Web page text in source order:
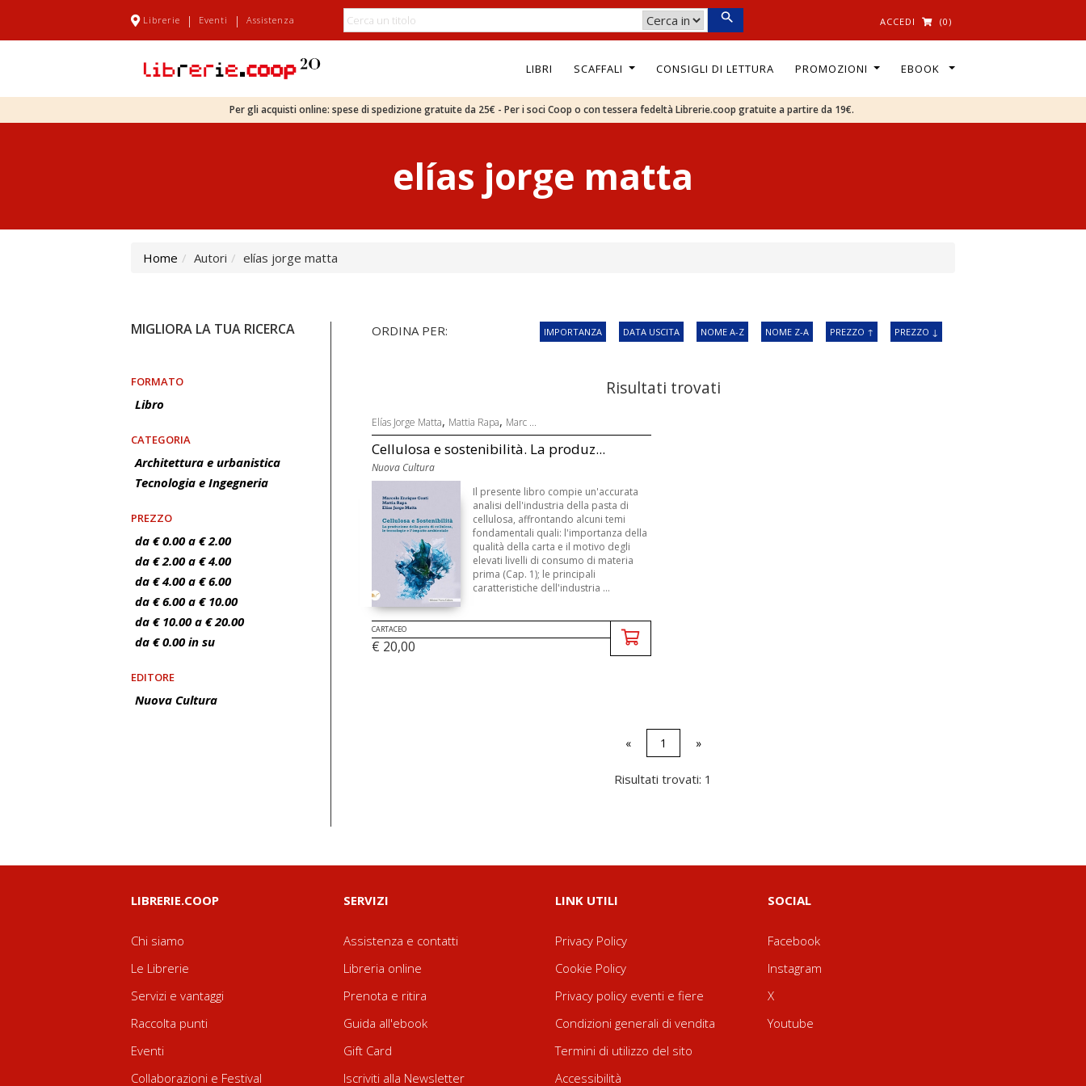
Librerie | Eventi | Assistenza ACCEDI (0)
LIBRI SCAFFALI CONSIGLI DI LETTURA PROMOZIONI EBOOK
Per gli acquisti online: spese di spedizione gratuite da 25€ - Per i soci Coop o con tessera fedeltà Librerie.coop gratuite a partire da 19€.
elías jorge matta
Home Autori elías jorge matta
MIGLIORA LA TUA RICERCA
FORMATO
Libro
CATEGORIA
Architettura e urbanistica
Tecnologia e Ingegneria
PREZZO
da € 0.00 a € 2.00
da € 2.00 a € 4.00
da € 4.00 a € 6.00
da € 6.00 a € 10.00
da € 10.00 a € 20.00
da € 0.00 in su
EDITORE
Nuova Cultura
ORDINA PER: IMPORTANZA DATA USCITA NOME A-Z NOME Z-A PREZZO ↑ PREZZO ↓
Risultati trovati
Elías Jorge Matta, Mattia Rapa, Marc ...
Cellulosa e sostenibilità. La produz...
Nuova Cultura
Il presente libro compie un'accurata
analisi dell'industria della pasta di
cellulosa, affrontando alcuni temi
fondamentali quali: l'importanza della
qualità della carta e il motivo degli
elevati livelli di consumo di materia
prima (Cap. 1); le principali
caratteristiche dell'industria ...
CARTACEO
€ 20,00
« 1 »
Risultati trovati: 1
LIBRERIE.COOP
Chi siamo
Le Librerie
Servizi e vantaggi
Raccolta punti
Eventi
Collaborazioni e Festival
SERVIZI
Assistenza e contatti
Libreria online
Prenota e ritira
Guida all'ebook
Gift Card
Iscriviti alla Newsletter
LINK UTILI
Privacy Policy
Cookie Policy
Privacy policy eventi e fiere
Condizioni generali di vendita
Termini di utilizzo del sito
Accessibilità
SOCIAL
Facebook
Instagram
X
Youtube